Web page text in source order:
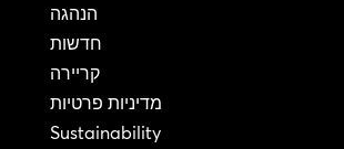
הנהגה
חדשות
קריירה
מדיניות פרטיות
Sustainability